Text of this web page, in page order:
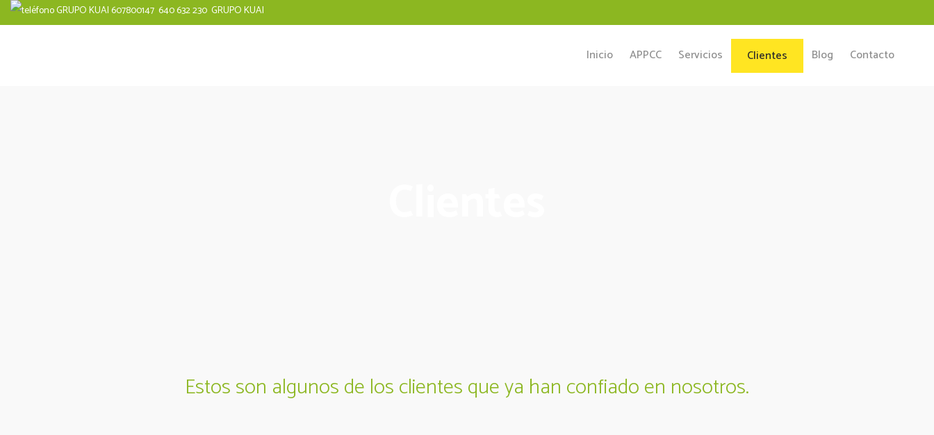
640 632 230 GRUPO KUAI
Inicio APPCC Servicios Clientes Blog Contacto
Estos son algunos de los clientes que ya han confiado en nosotros.